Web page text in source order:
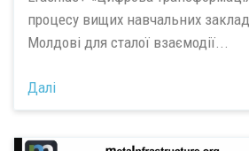
процесу вищих навчальних
Молдові для сталої взаємодії...
Далі